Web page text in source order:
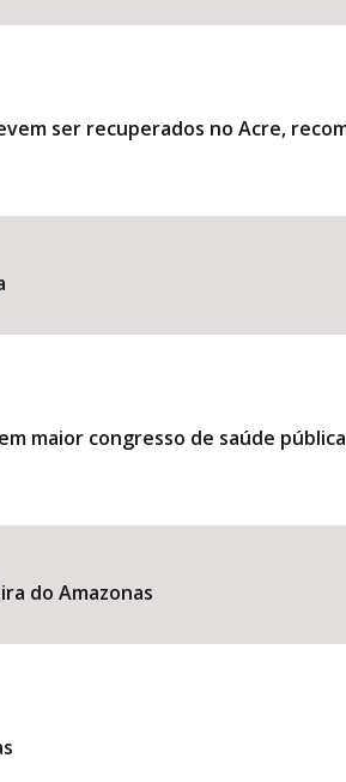
ser recuperados no Acre,
maior congresso de saúde
do Amazonas